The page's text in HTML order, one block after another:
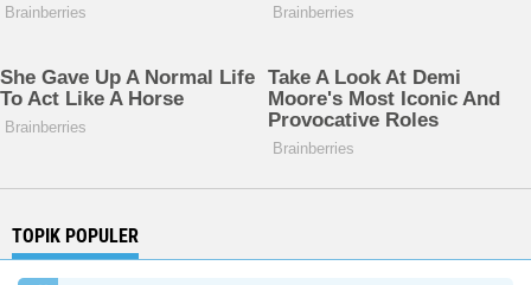
TOPIK POPULER